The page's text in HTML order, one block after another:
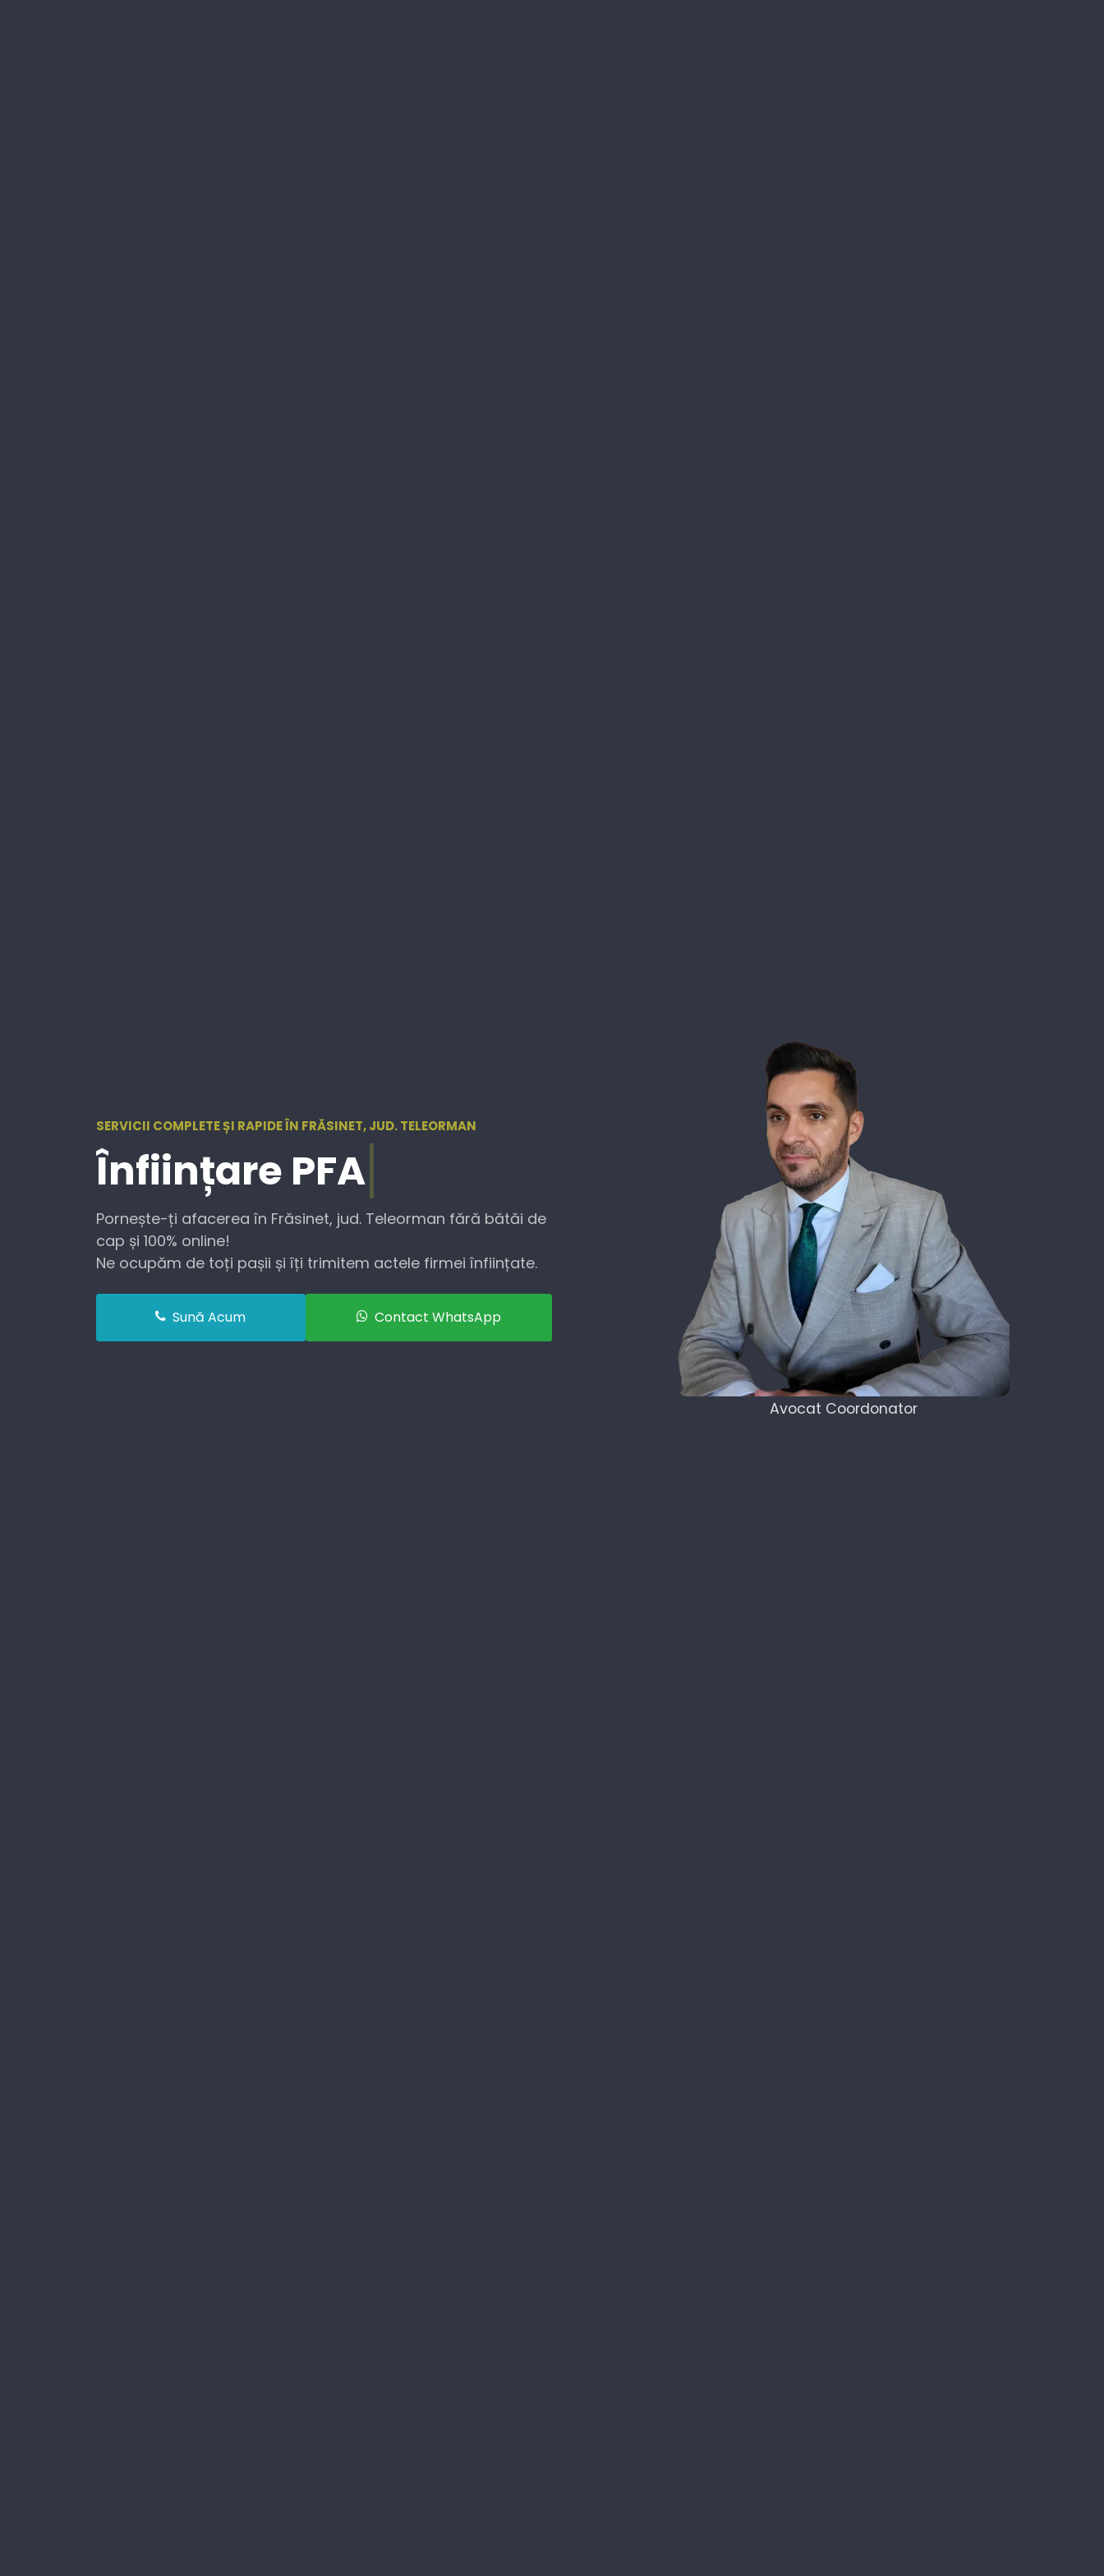
SERVICII COMPLETE ȘI RAPIDE ÎN FRĂSINET, JUD. TELEORMAN
Înființare PFA
Pornește-ți afacerea în Frăsinet, jud. Teleorman fără bătăi de
cap și 100% online!
Ne ocupăm de toți pașii și îți trimitem actele firmei înființate.
Sună Acum Contact WhatsApp
Avocat Coordonator